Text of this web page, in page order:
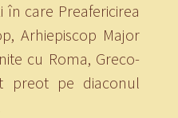
în care Preafericirea
Arhiepiscop Major
cu Roma, Greco-
preot pe diaconul